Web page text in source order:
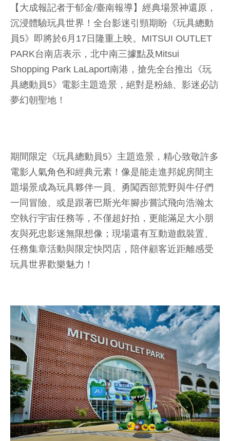
【大成報記者于郁金/臺南報導】經典場景神還原，
沉浸體驗玩具世界！全台影迷引頸期盼《玩具總動
員5》即將於6月17日隆重上映。MITSUI OUTLET
PARK台南店表示，北中南三據點及Mitsui
Shopping Park LaLaport南港，搶先全台推出《玩
具總動員5》電影主題造景，絕對是粉絲、影迷必訪
夢幻朝聖地！
期間限定《玩具總動員5》主題造景，精心致敬許多
電影人氣角色和經典元素！像是能走進邦妮房間主
題場景成為玩具夥伴一員、勇闖西部荒野與牛仔們
一同冒險、或是跟著巴斯光年腳步嘗試飛向浩瀚太
空執行宇宙任務等，不僅超好拍，更能滿足大小朋
友與死忠影迷無限想像；現場還有互動遊戲裝置、
任務集章活動與限定快閃店，陪伴顧客近距離感受
玩具世界歡樂魅力！